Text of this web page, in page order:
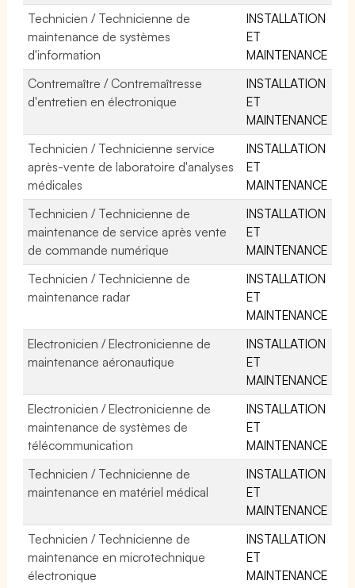
Technicien / Technicienne de
maintenance de systèmes
d'information
INSTALLATION
ET
MAINTENANCE
Contremaître / Contremaîtresse
d'entretien en électronique
INSTALLATION
ET
MAINTENANCE
Technicien / Technicienne service
après-vente de laboratoire d'analyses
médicales
INSTALLATION
ET
MAINTENANCE
Technicien / Technicienne de
maintenance de service après vente
de commande numérique
INSTALLATION
ET
MAINTENANCE
Technicien / Technicienne de
maintenance radar
INSTALLATION
ET
MAINTENANCE
Electronicien / Electronicienne de
maintenance aéronautique
INSTALLATION
ET
MAINTENANCE
Electronicien / Electronicienne de
maintenance de systèmes de
télécommunication
INSTALLATION
ET
MAINTENANCE
Technicien / Technicienne de
maintenance en matériel médical
INSTALLATION
ET
MAINTENANCE
Technicien / Technicienne de
maintenance en microtechnique
électronique
INSTALLATION
ET
MAINTENANCE